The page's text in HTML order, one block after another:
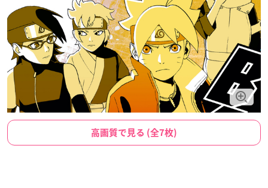
高画質で見る (全7枚)